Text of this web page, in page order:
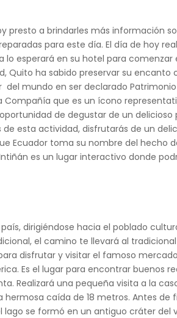
presto a brindarles más información
para este día. El día de hoy
esperará en su hotel para
Quito ha sabido preservar su
mundo en ser declarado
que es un ícono
de degustar de un
esta actividad, disfrutarás de un
Ecuador toma su nombre del hecho
es un lugar interactivo donde
dirigiéndose hacia el poblado
el camino te llevará al
disfrutar y visitar el famoso
Es el lugar para encontrar buenos
Realizará una pequeña visita a la
caída de 18 metros. Antes de
se formó en un antiguo cráter